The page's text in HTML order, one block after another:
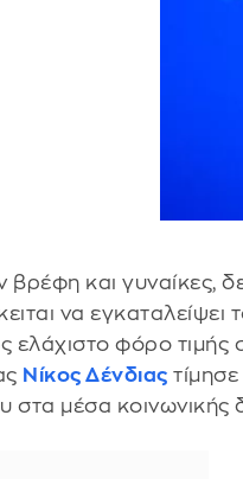
και γυναίκες,
να εγκαταλείψει
φόρο τιμής
Νίκος Δένδιας
στα μέσα κοινωνικής